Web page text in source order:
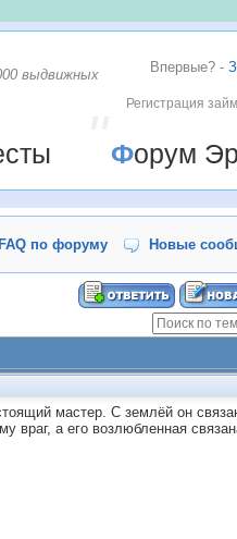
Впервые? -
Регистрация
выдвижных
Форум
FAQ по форуму Новые
мастер. С зeмлёй он
враг, а его возлюбленная